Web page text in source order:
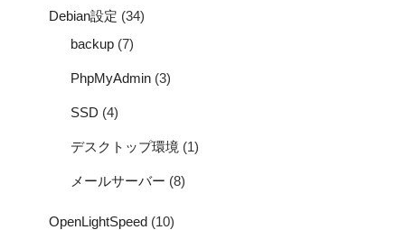
Debian設定 (34)
backup (7)
PhpMyAdmin (3)
SSD (4)
デスクトップ環境 (1)
メールサーバー (8)
OpenLightSpeed (10)